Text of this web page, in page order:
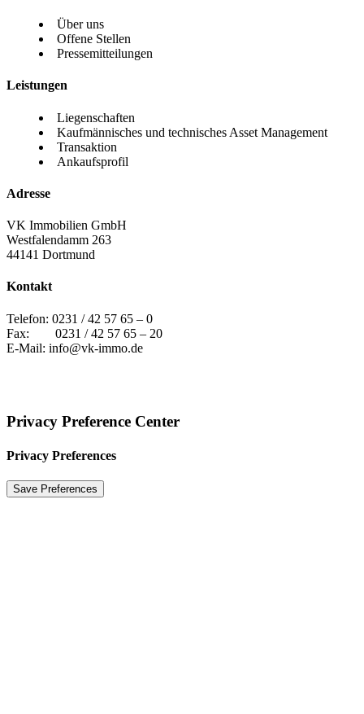
Über uns
Offene Stellen
Pressemitteilungen
Leistungen
Liegenschaften
Kaufmännisches und technisches Asset Management
Transaktion
Ankaufsprofil
Adresse
VK Immobilien GmbH
Westfalendamm 263
44141 Dortmund
Kontakt
Telefon: 0231 / 42 57 65 – 0
Fax: 0231 / 42 57 65 – 20
E-Mail: info@vk-immo.de
Privacy Preference Center
Privacy Preferences